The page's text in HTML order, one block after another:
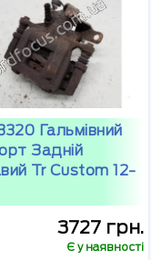
Гальмівний
Задній
Tr Custom 12-
3727 грн.
Є у наявності